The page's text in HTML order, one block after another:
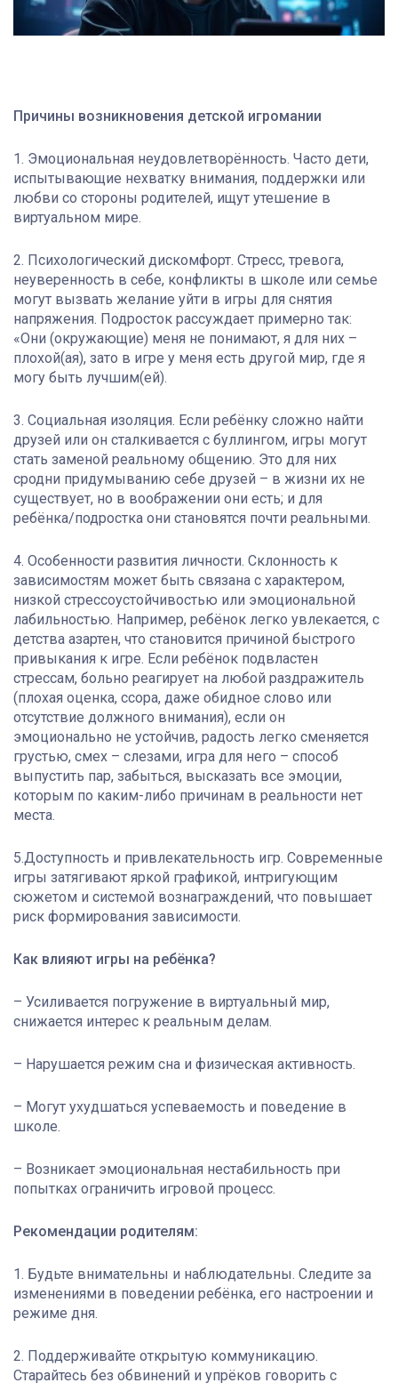
Причины возникновения детской игромании
1. Эмоциональная неудовлетворённость. Часто дети,
испытывающие нехватку внимания, поддержки или
любви со стороны родителей, ищут утешение в
виртуальном мире.
2. Психологический дискомфорт. Стресс, тревога,
неуверенность в себе, конфликты в школе или семье
могут вызвать желание уйти в игры для снятия
напряжения. Подросток рассуждает примерно так:
«Они (окружающие) меня не понимают, я для них –
плохой(ая), зато в игре у меня есть другой мир, где я
могу быть лучшим(ей).
3. Социальная изоляция. Если ребёнку сложно найти
друзей или он сталкивается с буллингом, игры могут
стать заменой реальному общению. Это для них
сродни придумыванию себе друзей – в жизни их не
существует, но в воображении они есть; и для
ребёнка/подростка они становятся почти реальными.
4. Особенности развития личности. Склонность к
зависимостям может быть связана с характером,
низкой стрессоустойчивостью или эмоциональной
лабильностью. Например, ребёнок легко увлекается, с
детства азартен, что становится причиной быстрого
привыкания к игре. Если ребёнок подвластен
стрессам, больно реагирует на любой раздражитель
(плохая оценка, ссора, даже обидное слово или
отсутствие должного внимания), если он
эмоционально не устойчив, радость легко сменяется
грустью, смех – слезами, игра для него – способ
выпустить пар, забыться, высказать все эмоции,
которым по каким-либо причинам в реальности нет
места.
5.Доступность и привлекательность игр. Современные
игры затягивают яркой графикой, интригующим
сюжетом и системой вознаграждений, что повышает
риск формирования зависимости.
Как влияют игры на ребёнка?
– Усиливается погружение в виртуальный мир,
снижается интерес к реальным делам.
– Нарушается режим сна и физическая активность.
– Могут ухудшаться успеваемость и поведение в
школе.
– Возникает эмоциональная нестабильность при
попытках ограничить игровой процесс.
Рекомендации родителям:
1. Будьте внимательны и наблюдательны. Следите за
изменениями в поведении ребёнка, его настроении и
режиме дня.
2. Поддерживайте открытую коммуникацию.
Старайтесь без обвинений и упрёков говорить с